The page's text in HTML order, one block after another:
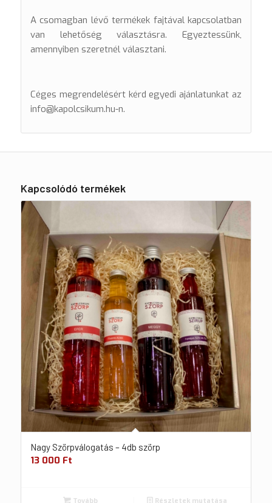
A csomagban lévő termékek fajtával kapcsolatban
van lehetőség választásra. Egyeztessünk,
amennyiben szeretnél választani.
Céges megrendelésért kérd egyedi ajánlatunkat az
info@kapolcsikum.hu-n.
Kapcsolódó termékek
Nagy Szörpválogatás – 4db szörp
13 000 Ft
Tovább Részletek mutatása